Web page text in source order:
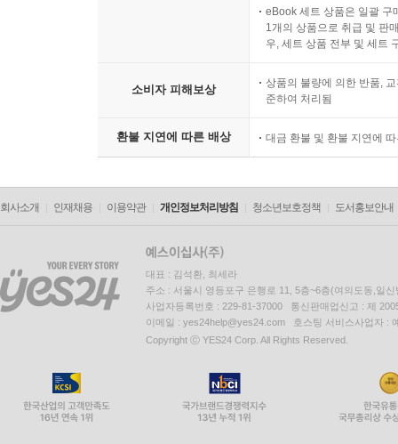
eBook 세트 상품은 일괄 구
1개의 상품으로 취급 및 판
우, 세트 상품 전부 및 세트
소비자 피해보상
상품의 불량에 의한 반품,
준하여 처리됨
환불 지연에 따른 배상 대금 환불 및 환불 지연에
회사소개 인재채용 이용약관 개인정보처리방침 청소년보호정책 도서홍보안내
대표 : 김석환, 최세라
주소 : 서울시 영등포구 은행로 11, 5층~6층(여의도동,일신
사업자등록번호 : 229-81-37000 통신판매업신고 : 제
이메일 : yes24help@yes24.com 호스팅 서비스사업자 :
Copyright ⓒ YES24 Corp. All Rights Reserved.